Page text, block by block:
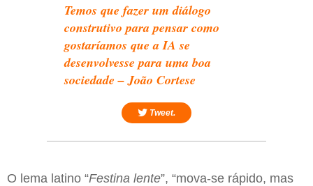
Temos que fazer um diálogo
construtivo para pensar como
gostaríamos que a IA se
desenvolvesse para uma boa
sociedade – João Cortese
Tweet.
O lema latino “Festina lente”, “mova-se rápido, mas